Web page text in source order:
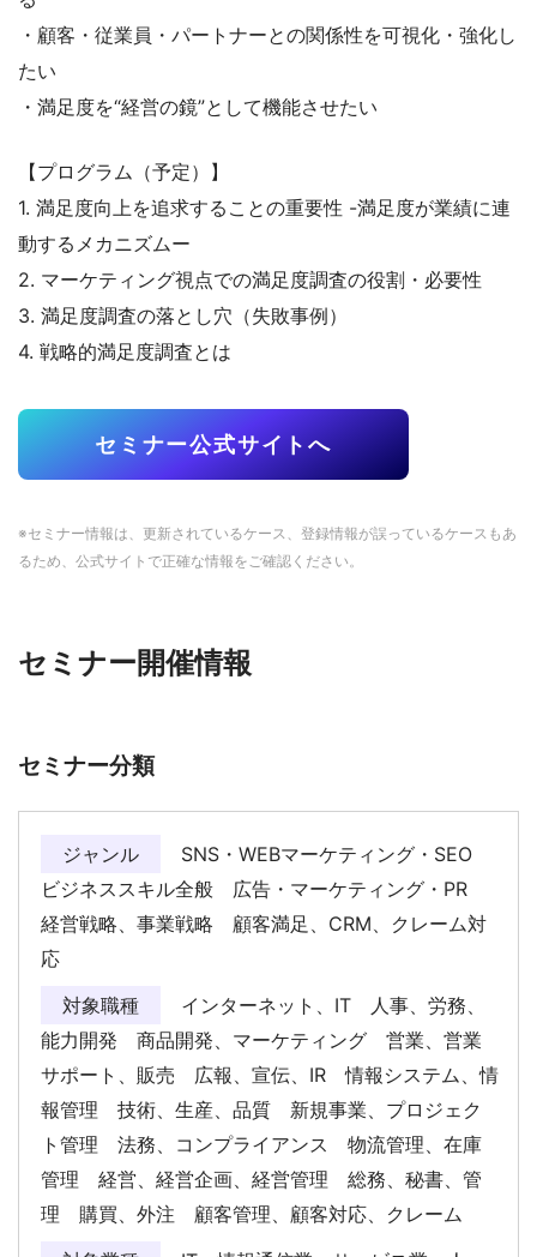
・顧客・従業員・パートナーとの関係性を可視化・強化し
たい
・満足度を“経営の鏡”として機能させたい
【プログラム（予定）】
1. 満足度向上を追求することの重要性 -満足度が業績に連
動するメカニズムー
2. マーケティング視点での満足度調査の役割・必要性
3. 満足度調査の落とし穴（失敗事例）
4. 戦略的満足度調査とは
セミナー公式サイトへ
※セミナー情報は、更新されているケース、登録情報が誤っているケースもあ
るため、公式サイトで正確な情報をご確認ください。
セミナー開催情報
セミナー分類
ジャンル
SNS・WEBマーケティング・SEO
ビジネススキル全般 広告・マーケティング・PR
経営戦略、事業戦略 顧客満足、CRM、クレーム対
応
対象職種
インターネット、IT 人事、労務、
能力開発 商品開発、マーケティング 営業、営業
サポート、販売 広報、宣伝、IR 情報システム、情
報管理 技術、生産、品質 新規事業、プロジェク
ト管理 法務、コンプライアンス 物流管理、在庫
管理 経営、経営企画、経営管理 総務、秘書、管
理 購買、外注 顧客管理、顧客対応、クレーム